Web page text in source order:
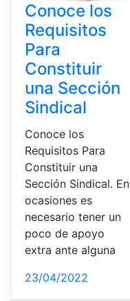
Conoce los
Requisitos
Para
Constituir
una Sección
Sindical
Conoce los
Requisitos Para
Constituir una
Sección Sindical. En
ocasiones es
necesario tener un
poco de apoyo
extra ante alguna
23/04/2022